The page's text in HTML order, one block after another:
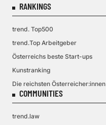
RANKINGS
trend. Top500
trend.Top Arbeitgeber
Österreichs beste Start-ups
Kunstranking
Die reichsten Österreicher:innen
COMMUNITIES
trend.law